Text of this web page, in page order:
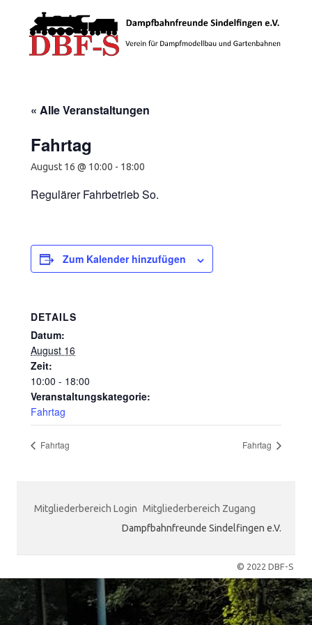
« Alle Veranstaltungen
Fahrtag
August 16 @ 10:00 - 18:00
Regulärer Fahrbetrieb So.
Zum Kalender hinzufügen
DETAILS
Datum:
August 16
Zeit:
10:00 - 18:00
Veranstaltungskategorie:
Fahrtag
Fahrtag Fahrtag
Mitgliederbereich Login Mitgliederbereich Zugang
Dampfbahnfreunde Sindelfingen e.V.
© 2022 DBF-S